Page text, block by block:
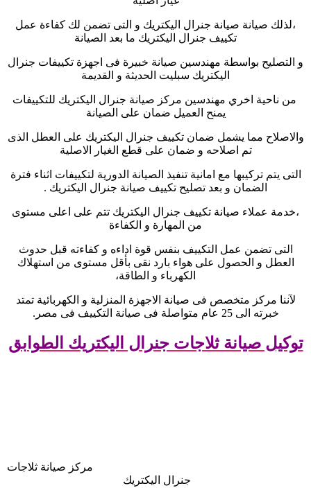
،لذلك صيانة صيانة جنرال اليكتريك و التى تضمن لك كفاءة عمل
تكييف جنرال اليكتريك ما بعد الصيانة
و التصليح بواسطة مهندسين صيانة خبيرة فى اجهزة تكييفات جنرال
اليكتريك سبليت الحديثة و القديمة
من ناحية اخري مهندسين مركز صيانة جنرال اليكتريك للتكييفات
يمنح العميل ضمان على الصيانة
والاصلاح مما يشمل ضمان تكييف جنرال اليكتريك على العطل الذى
تم اصلاحه و ضمان على قطع الغيار الاصلية
التى يتم تركيبها مع امانية تنفيذ الصيانة الدورية لتكييفات اثناء فترة
الضمان و بعد تصليح تكييف صيانة جنرال اليكتريك .
،خدمة عملاء صيانة تكييف جنرال اليكتريك تتم على اعلى مستوى
من المهارة و الكفاءة
التى تضمن عمل التكييف بنفس قوة اداءه و كفاءته قبل حدوث
العطل و الحصول على هواء بارد نقى بأقل مستوى من استهلاك
الكهرباء و الطاقة،
لآننا مركز متخصص فى صيانة الاجهزة المنزلية و الكهربائية تمتد
خبرته الى 25 عام متواصلة فى صيانة التكييف فى مصر
.
توكيل صيانة ثلاجات جنرال اليكتريك الطوابق
مركز صيانة ثلاجات
جنرال اليكتريك